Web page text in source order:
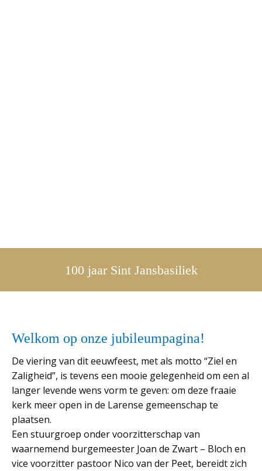
100 jaar Sint Jansbasiliek
Welkom op onze jubileumpagina!
De viering van dit eeuwfeest, met als motto “Ziel en
Zaligheid”, is tevens een mooie gelegenheid om een al
langer levende wens vorm te geven: om deze fraaie
kerk meer open in de Larense gemeenschap te
plaatsen.
Een stuurgroep onder voorzitterschap van
waarnemend burgemeester Joan de Zwart – Bloch en
vice voorzitter pastoor Nico van der Peet, bereidt zich